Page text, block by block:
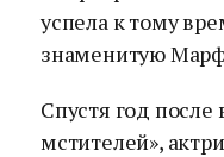
успела к тому
знаменитую
Спустя год
мстителей»,